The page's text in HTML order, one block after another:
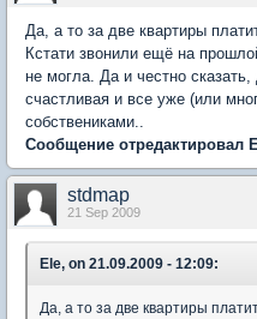
Да, а то за две квартиры
Кстати звонили ещё на
не могла. Да и честно
счастливая и все уже (или
собствениками..
Сообщение отредактировал
stdmap
21 Sep 2009
Ele, on 21.09.2009 - 12:09:
Да, а то за две квартиры